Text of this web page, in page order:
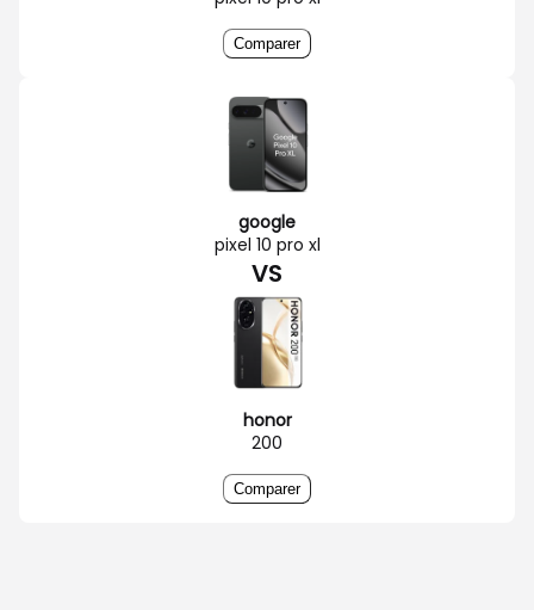
Comparer
google
pixel 10 pro xl
VS
honor
200
Comparer